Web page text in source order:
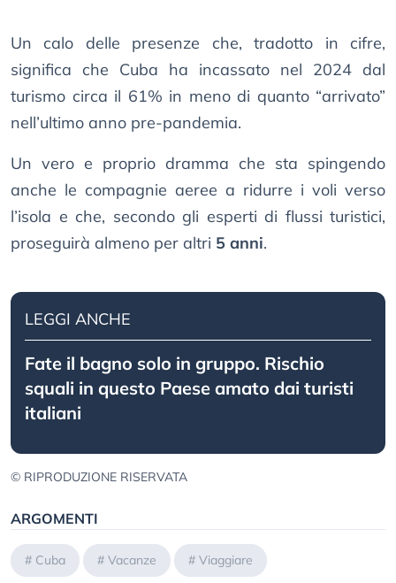
Un calo delle presenze che, tradotto in cifre,
significa che Cuba ha incassato nel 2024 dal
turismo circa il 61% in meno di quanto “arrivato”
nell’ultimo anno pre-pandemia.
Un vero e proprio dramma che sta spingendo
anche le compagnie aeree a ridurre i voli verso
l’isola e che, secondo gli esperti di flussi turistici,
proseguirà almeno per altri 5 anni.
LEGGI ANCHE
Fate il bagno solo in gruppo. Rischio
squali in questo Paese amato dai turisti
italiani
© RIPRODUZIONE RISERVATA
ARGOMENTI
# Cuba # Vacanze # Viaggiare